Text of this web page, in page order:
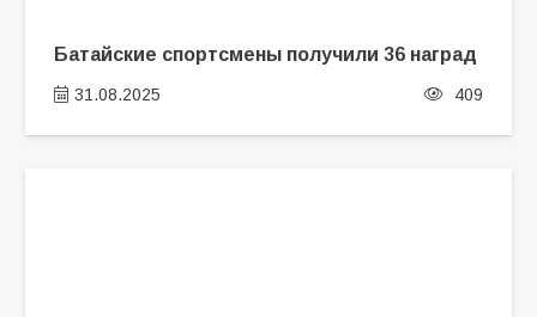
Батайские спортсмены получили 36 наград
31.08.2025 409